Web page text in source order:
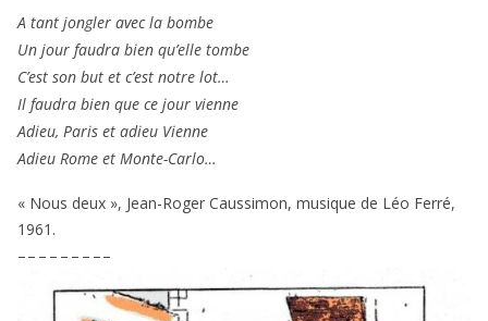
A tant jon­gler avec la bombe
Un jour fau­dra bien qu’elle tombe
C’est son but et c’est notre lot…
Il fau­dra bien que ce jour vienne
Adieu, Paris et adieu Vienne
Adieu Rome et Monte-Carlo…
« Nous deux », Jean-Roger Caussimon, musique de Léo Ferré,
1961 .
– – – – – – – – –